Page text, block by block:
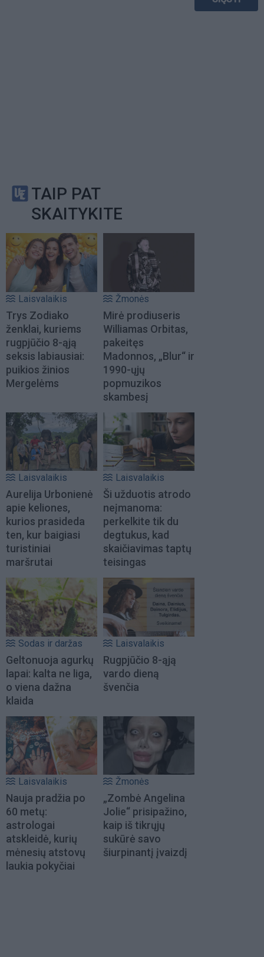
TAIP PAT
SKAITYKITE
Laisvalaikis
Trys Zodiako
ženklai, kuriems
rugpjūčio 8-ąją
seksis labiausiai:
puikios žinios
Mergelėms
Žmonės
Mirė prodiuseris
Williamas Orbitas,
pakeitęs
Madonnos, „Blur“ ir
1990-ųjų
popmuzikos
skambesį
Laisvalaikis
Aurelija Urbonienė
apie keliones,
kurios prasideda
ten, kur baigiasi
turistiniai
maršrutai
Laisvalaikis
Ši užduotis atrodo
neįmanoma:
perkelkite tik du
degtukus, kad
skaičiavimas taptų
teisingas
Sodas ir daržas
Geltonuoja agurkų
lapai: kalta ne liga,
o viena dažna
klaida
Laisvalaikis
Rugpjūčio 8-ąją
vardo dieną
švenčia
Laisvalaikis
Nauja pradžia po
60 metų:
astrologai
atskleidė, kurių
mėnesių atstovų
laukia pokyčiai
Žmonės
„Zombė Angelina
Jolie“ prisipažino,
kaip iš tikrųjų
sukūrė savo
šiurpinantį įvaizdį